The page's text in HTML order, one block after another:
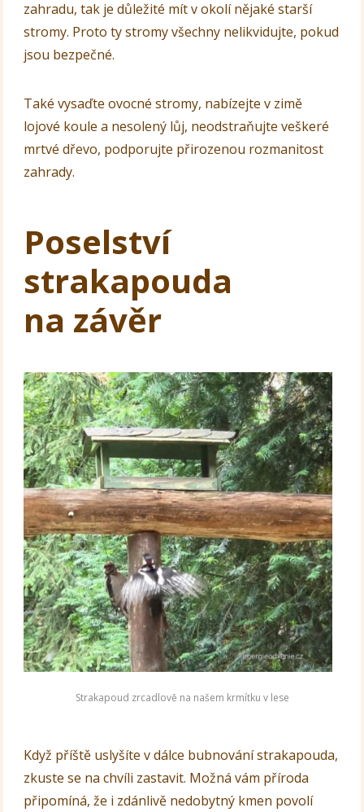
zahradu, tak je důležité mít v okolí nějaké starší
stromy. Proto ty stromy všechny nelikvidujte, pokud
jsou bezpečné.
Také vysaďte ovocné stromy, nabízejte v zimě
lojové koule a nesolený lůj, neodstraňujte veškeré
mrtvé dřevo, podporujte přirozenou rozmanitost
zahrady.
Poselství
strakapouda
na závěr
Strakapoud zrcadlově na našem krmítku v lese
Když příště uslyšíte v dálce bubnování strakapouda,
zkuste se na chvíli zastavit. Možná vám příroda
připomíná, že i zdánlivě nedobytný kmen povolí